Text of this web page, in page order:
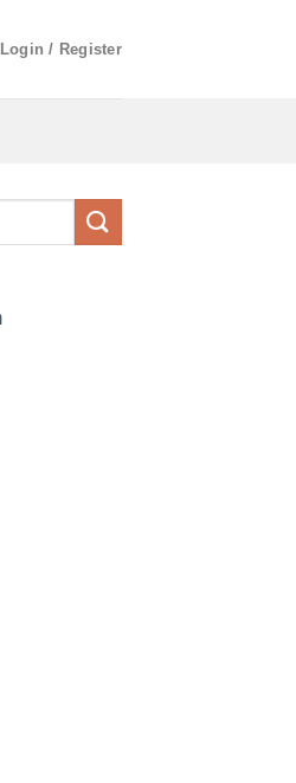
Login / Register